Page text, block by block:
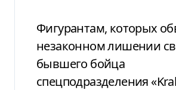
Фигурантам, которых обвиняют в
незаконном лишении
бывшего бойца
спецподразделения